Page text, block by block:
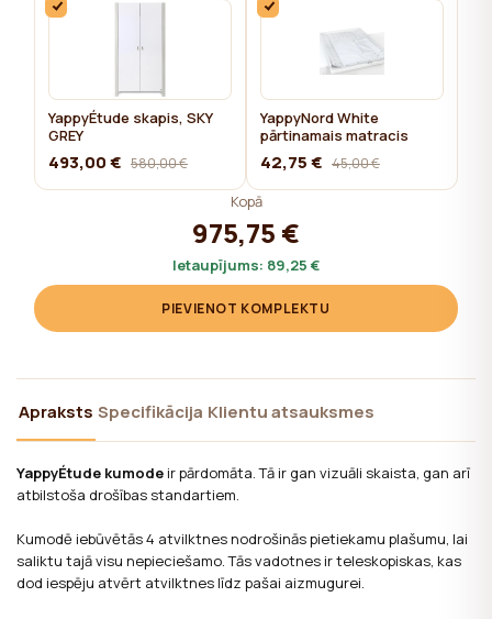
YappyÉtude skapis, SKY
GREY
493,00 € 580,00 €
YappyNord White
pārtinamais matracis
42,75 € 45,00 €
Kopā
975,75 €
Ietaupījums: 89,25 €
PIEVIENOT KOMPLEKTU
Apraksts Specifikācija Klientu atsauksmes
YappyÉtude kumode ir pārdomāta. Tā ir gan vizuāli skaista, gan arī
atbilstoša drošības standartiem.
Kumodē iebūvētās 4 atvilktnes nodrošinās pietiekamu plašumu, lai
saliktu tajā visu nepieciešamo. Tās vadotnes ir teleskopiskas, kas
dod iespēju atvērt atvilktnes līdz pašai aizmugurei.